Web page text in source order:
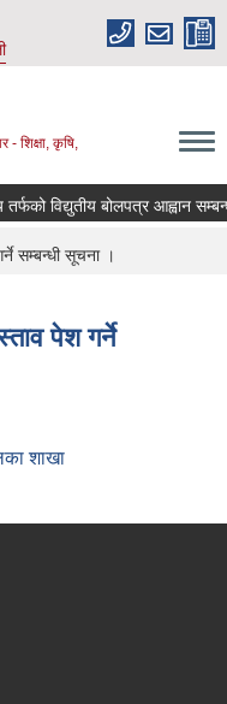
- शिक्षा, कृषि,
विद्युतीय बोलपत्र आह्वान
सम्बन्धी सूचना ।
पेश गर्ने
शाखा